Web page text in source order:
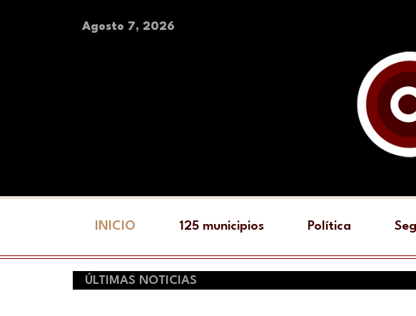
Agosto 7, 2026
INICIO 125 municipios Política
ÚLTIMAS NOTICIAS